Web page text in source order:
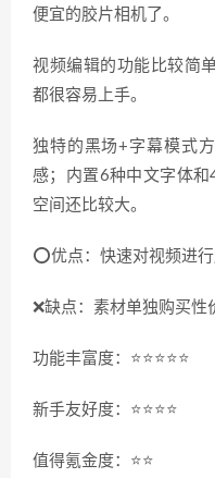
便宜的胶片相机了。
视频编辑的功能比较简
都很容易上手。
独特的黑场+字幕模式
感；内置6种中文字体
空间还比较大。
⭕️优点：快速对视频进
❌缺点：素材单独购买
功能丰富度：⭐️⭐️⭐️⭐️⭐️
新手友好度：⭐️⭐️⭐️⭐️
值得氪金度：⭐️⭐️